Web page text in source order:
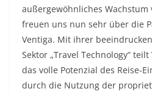
außergewöhnliches
freuen uns nun sehr über die
Ventiga. Mit ihrer
Sektor „Travel Technology“
das volle Potenzial des Reise-
durch die Nutzung der